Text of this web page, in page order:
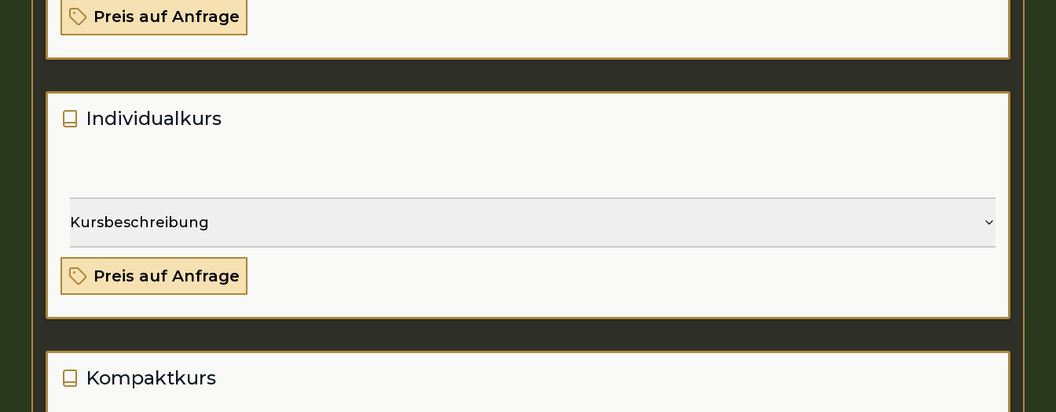
Preis auf Anfrage
Individualkurs
Kursbeschreibung
Preis auf Anfrage
Kompaktkurs